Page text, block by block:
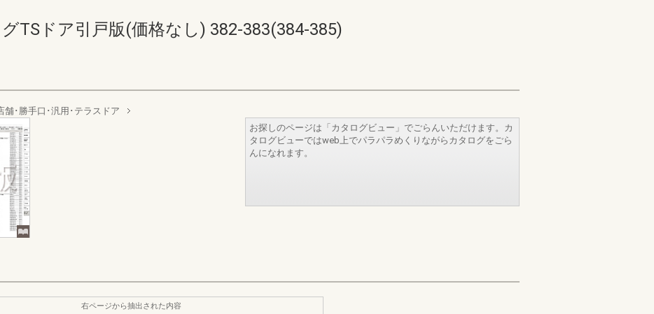
TSドア引戸版(価格なし) 382-383(384-385)
舗･勝手口･汎用･テラスドア
お探しのページは「カタログビュー」でごらんいただけます。カ
タログビューではweb上でパラパラめくりながらカタログをごら
んになれます。
右ページから抽出された内容